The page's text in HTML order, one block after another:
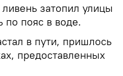
затопил улицы
по пояс в воде.
в пути, пришлось
предоставленных